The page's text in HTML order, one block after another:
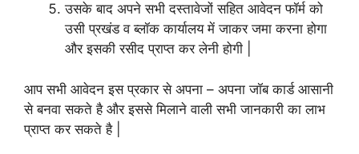
उसके बाद अपने सभी दस्तावेजों सहित आवेदन फॉर्म को
उसी प्रखंड व ब्लॉक कार्यालय में जाकर जमा करना होगा
और इसकी रसीद प्राप्त कर लेनी होगी |
आप सभी आवेदन इस प्रकार से अपना – अपना जॉब कार्ड आसानी
से बनवा सकते है और इससे मिलाने वाली सभी जानकारी का लाभ
प्राप्त कर सकते है |